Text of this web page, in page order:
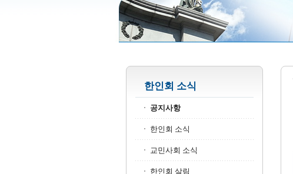
한인회 소식
공지사항
한인회 소식
교민사회 소식
한인회 살림